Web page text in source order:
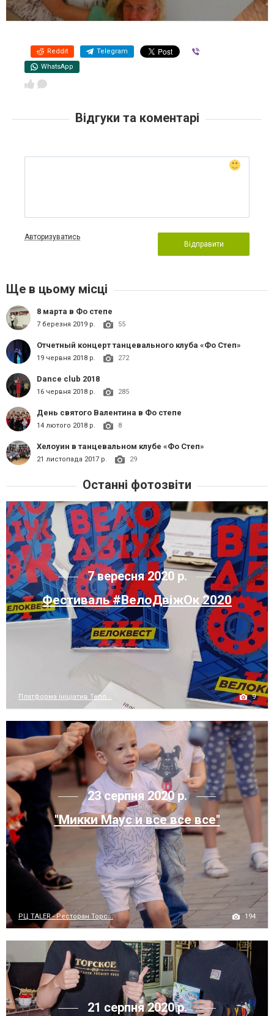
Reddit Telegram
WhatsApp
Відгуки та коментарі
Авторизуватись
Відправити
Ще в цьому місці
8 марта в Фо степе
7 березня 2019 р. 55
Отчетный концерт танцевального клуба «Фо Степ»
19 червня 2018 р. 272
Dance club 2018
16 червня 2018 р. 285
День святого Валентина в Фо степе
14 лютого 2018 р. 8
Хелоуин в танцевальном клубе «Фо Степ»
21 листопада 2017 р. 29
Останні фотозвіти
7 вересня 2020 р.
Фестиваль #ВелоДвіжОк 2020
Платформа ініціатив Тепл... 9
23 серпня 2020 р.
"Микки Маус и все все все"
РЦ TALER - Ресторан Торс... 194
21 серпня 2020 р.